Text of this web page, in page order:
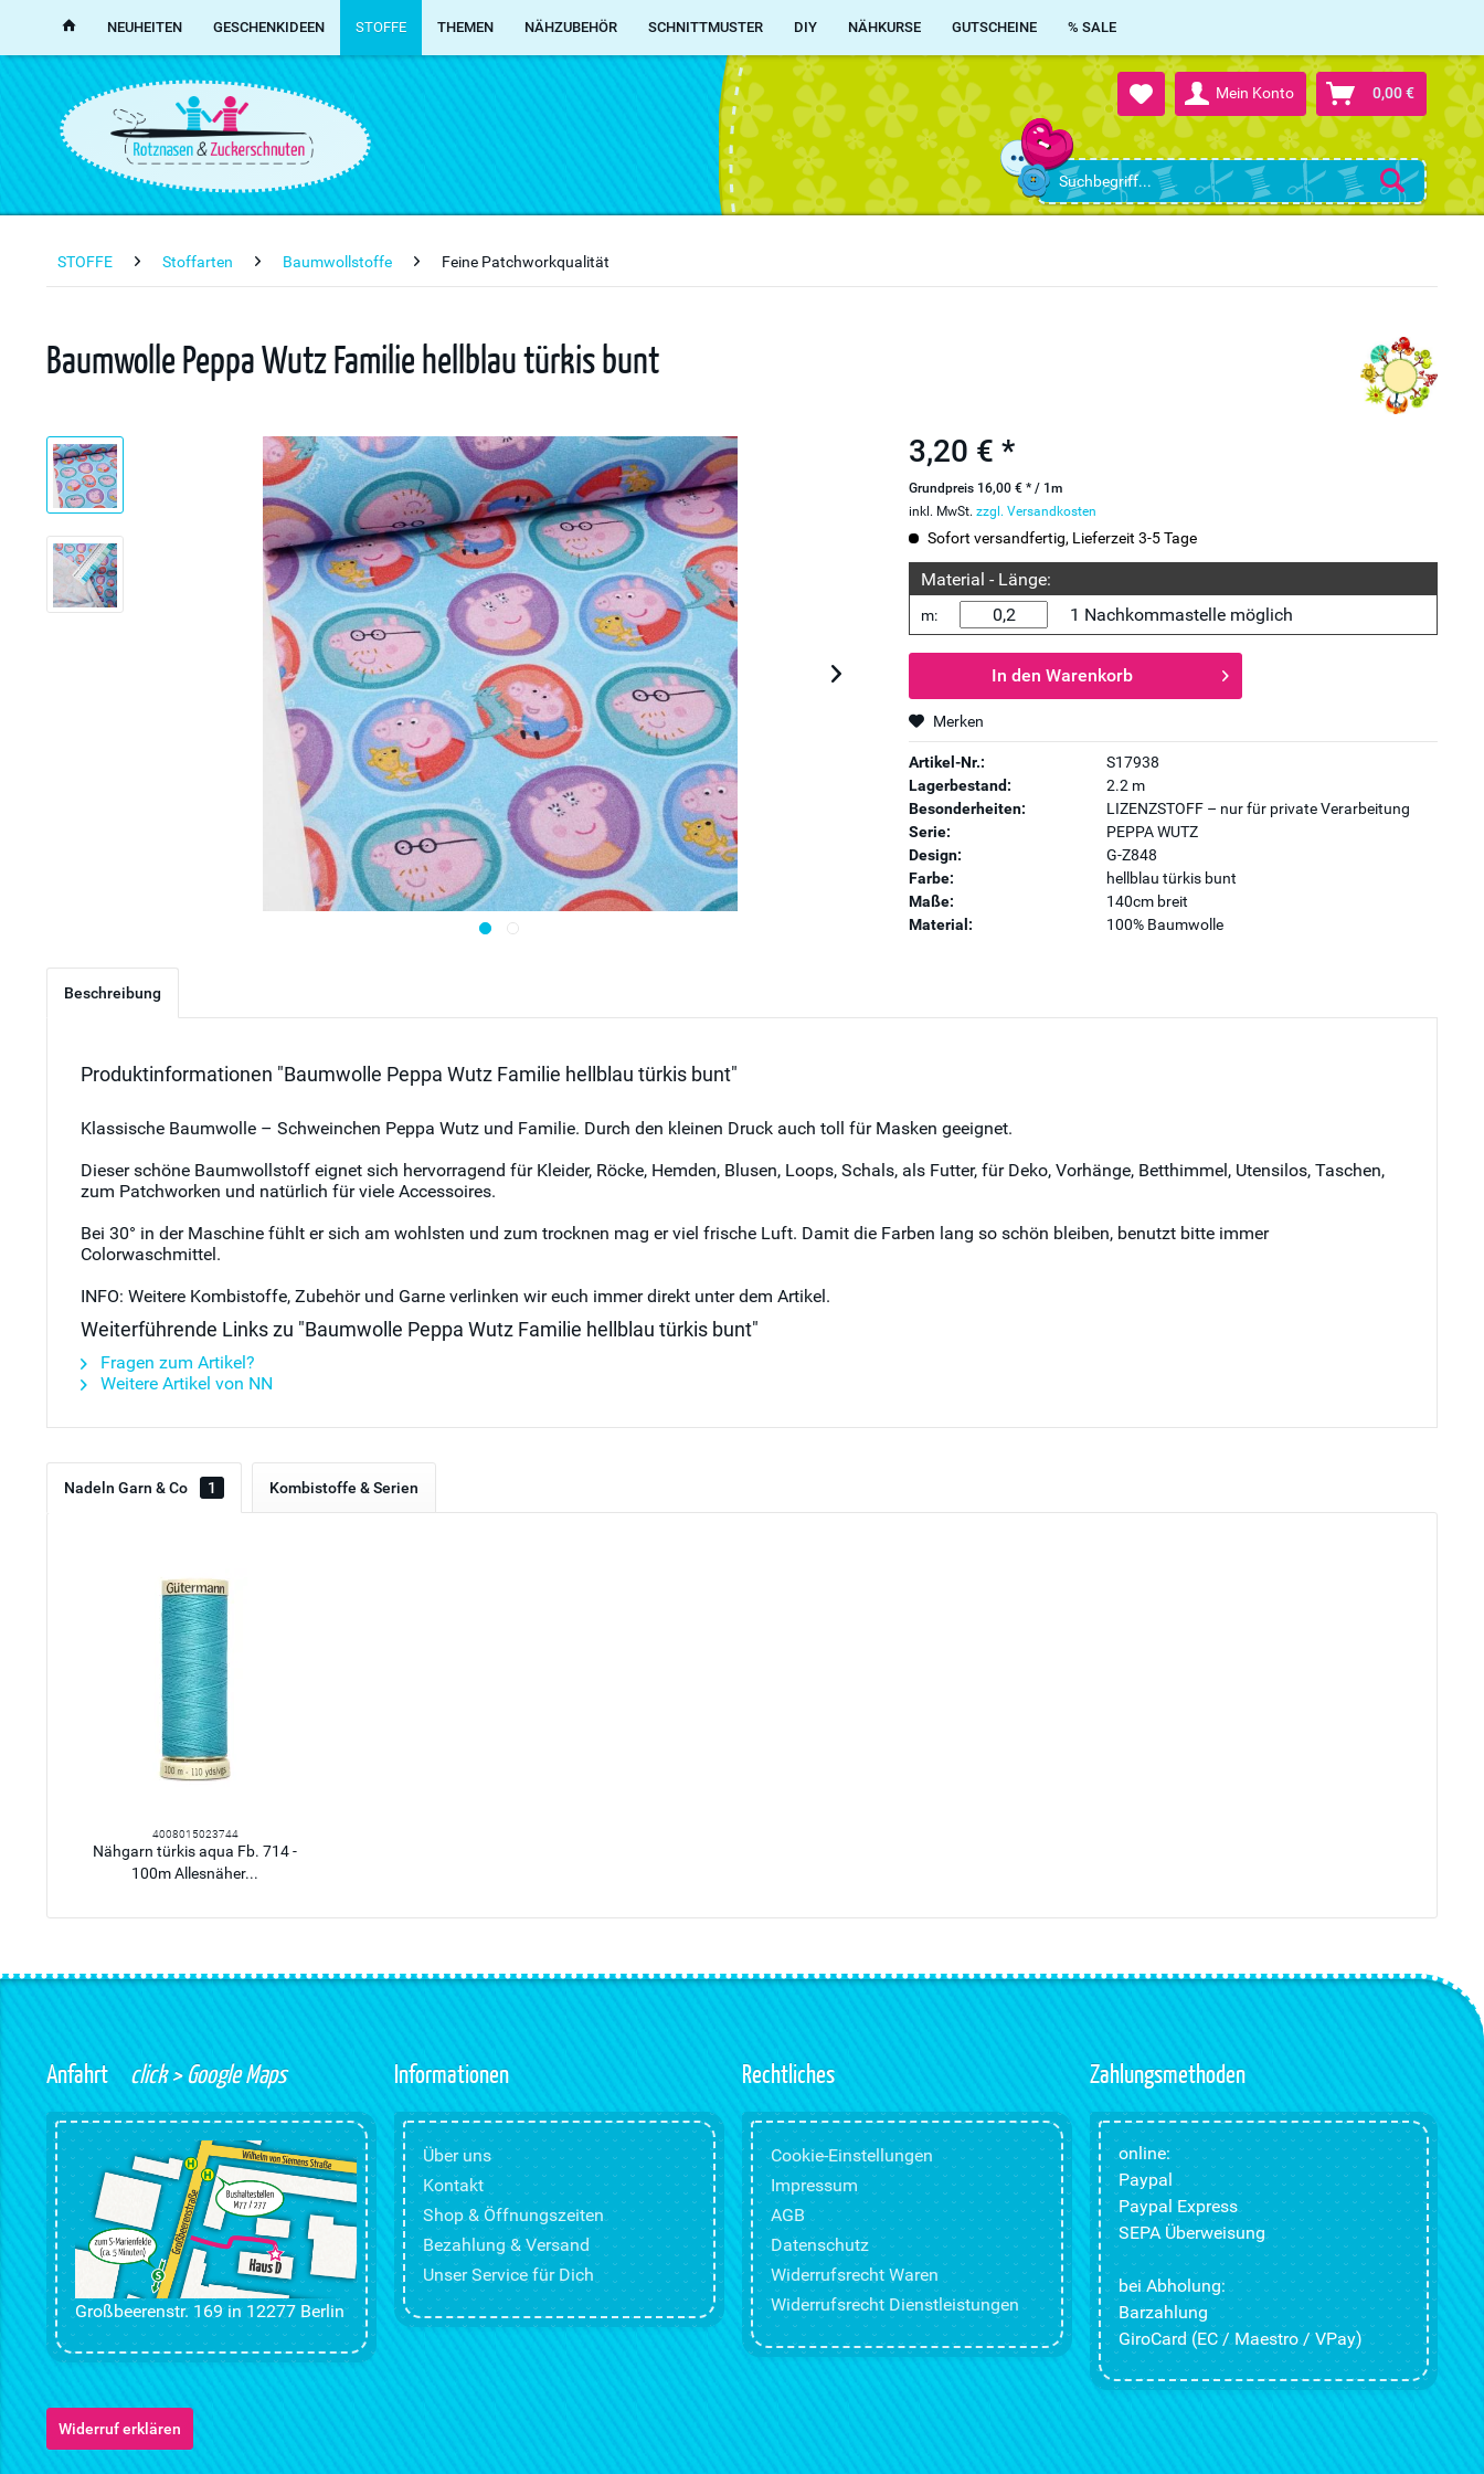
Mein Konto 0,00 €
NEUHEITEN GESCHENKIDEEN STOFFE THEMEN NÄHZUBEHÖR SCHNITTMUSTER DIY NÄHKURSE GUTSCHEINE % SALE
STOFFE Stoffarten Baumwollstoffe Feine Patchworkqualität
Baumwolle Peppa Wutz Familie hellblau türkis bunt
3,20 € *
Grundpreis 16,00 € * / 1m
inkl. MwSt.zzgl. Versandkosten
Sofort versandfertig, Lieferzeit 3-5 Tage
Material - Länge:
m: 1 Nachkommastelle möglich
In den Warenkorb
Merken
Artikel-Nr.:
S17938
Lagerbestand:
2.2 m
Besonderheiten:
LIZENZSTOFF – nur für private Verarbeitung
Serie:
PEPPA WUTZ
Design:
G-Z848
Farbe:
hellblau türkis bunt
Maße:
140cm breit
Material:
100% Baumwolle
Beschreibung
Produktinformationen "Baumwolle Peppa Wutz Familie hellblau türkis bunt"
Klassische Baumwolle – Schweinchen Peppa Wutz und Familie. Durch den kleinen Druck auch toll für Masken geeignet.
Dieser schöne Baumwollstoff eignet sich hervorragend für Kleider, Röcke, Hemden, Blusen, Loops, Schals, als Futter, für Deko, Vorhänge, Betthimmel, Utensilos, Taschen,
zum Patchworken und natürlich für viele Accessoires.
Bei 30° in der Maschine fühlt er sich am wohlsten und zum trocknen mag er viel frische Luft. Damit die Farben lang so schön bleiben, benutzt bitte immer
Colorwaschmittel.
INFO: Weitere Kombistoffe, Zubehör und Garne verlinken wir euch immer direkt unter dem Artikel.
Weiterführende Links zu "Baumwolle Peppa Wutz Familie hellblau türkis bunt"
Fragen zum Artikel?
Weitere Artikel von NN
Nadeln Garn & Co 1 Kombistoffe & Serien
4008015023744
Nähgarn türkis aqua Fb. 714 -
100m Allesnäher...
Anfahrt click > Google Maps
Großbeerenstr. 169 in 12277 Berlin
Informationen
Über uns
Kontakt
Shop & Öffnungszeiten
Bezahlung & Versand
Unser Service für Dich
Rechtliches
Cookie-Einstellungen
Impressum
AGB
Datenschutz
Widerrufsrecht Waren
Widerrufsrecht Dienstleistungen
Zahlungsmethoden
online:
Paypal
Paypal Express
SEPA Überweisung
bei Abholung:
Barzahlung
GiroCard (EC / Maestro / VPay)
Widerruf erklären